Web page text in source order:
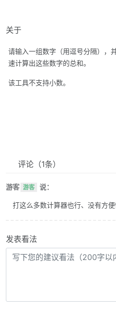
关于
请输入一组数字（用逗号分隔），
速计算出这些数字的总和。
该工具不支持小数。
评论 （1条）
游客 游客 说：
打这么多数计算器也行、没有方便
发表看法